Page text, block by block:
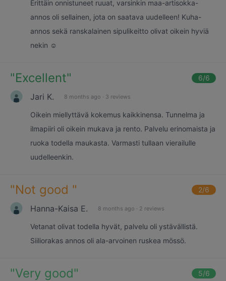
Erittäin onnistuneet ruuat, varsinkin maa-artisokka-
annos oli sellainen, jota on saatava uudelleen! Kuha-
annos sekä ranskalainen sipulikeitto olivat oikein hyviä
nekin ☺️
"Excellent" 6/6
Jari K. 8 months ago · 3 reviews
Oikein miellyttävä kokemus kaikkinensa. Tunnelma ja
ilmapiiri oli oikein mukava ja rento. Palvelu erinomaista ja
ruoka todella maukasta. Varmasti tullaan vierailulle
uudelleenkin.
"Not good " 2/6
Hanna-Kaisa E. 8 months ago · 2 reviews
Vetanat olivat todella hyvät, palvelu oli ystävällistä.
Siiliorakas annos oli ala-arvoinen ruskea mössö.
"Very good" 5/6